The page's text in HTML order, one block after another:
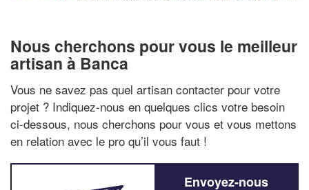
Nous cherchons pour vous le meilleur
artisan à Banca
Vous ne savez pas quel artisan contacter pour votre
projet ? Indiquez-nous en quelques clics votre besoin
ci-dessous, nous cherchons pour vous et vous mettons
en relation avec le pro qu’il vous faut !
Envoyez-nous